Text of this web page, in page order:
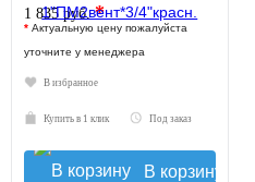
1 835 руб.*
* Актуальную цену пожалуйста
уточните у менеджера
В избранное
Купить в 1 клик Под заказ
В корзину